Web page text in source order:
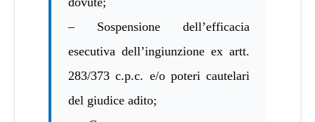
– Sospensione dell’efficacia
esecutiva dell’ingiunzione ex artt.
283/373 c.p.c. e/o poteri cautelari
del giudice adito;